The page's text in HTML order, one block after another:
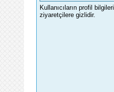
Kullanıcıların profil bilgileri
ziyaretçilere gizlidir.